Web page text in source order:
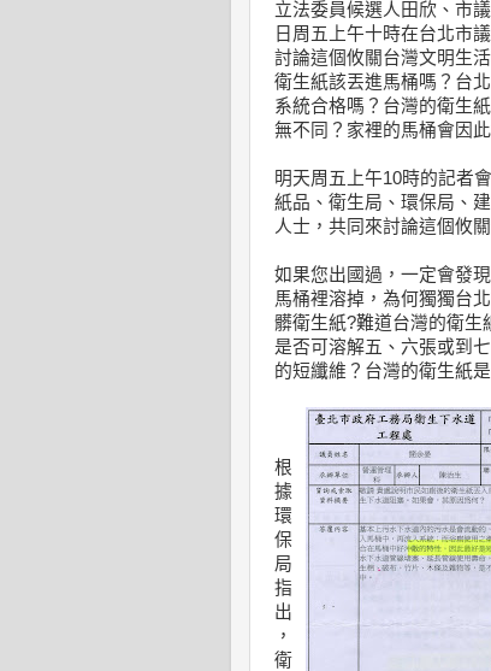
立法委員候選人田欣、市
日周五上午十時在台北市
討論這個攸關台灣文明生
衛生紙該丟進馬桶嗎？台
系統合格嗎？台灣的衛生
無不同？家裡的馬桶會因
明天周五上午10時的記者
紙品、衛生局、環保局、
人士，共同來討論這個攸
如果您出國過，一定會發
馬桶裡溶掉，為何獨獨台
髒衛生紙?難道台灣的衛生
是否可溶解五、六張或到
的短纖維？台灣的衛生紙
根
據
環
保
局
指
出
，
衛